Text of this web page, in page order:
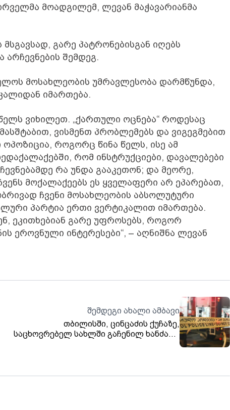
მოადგილემ, ლევან მაჭავარიანმა
გარე პატრონებისგან იღებს
შემდეგ.
მოსახლეობის უმრავლესობა დარმწუნდა,
იმართება.
ვიხილეთ. „ქართული ოცნება“ როდესაც
ვისმენთ პრობლემებს და ვიგეგმებით
როგორც წინა წელს, ისე ამ
რომ ინსტრუქციები, დავალებები
რა უნდა გააკეთონ; და მეორე,
მოქალაქეებს ეს ყველაფერი არ ეპარებათ,
ჩვენი მოსახლეობის აბსოლუტური
პარტია ერთი ვერტიკალით იმართება.
ეკითხებიან გარე უფროსებს, როგორ
ეროვნული ინტერესები“, – აღნიშნა ლევან
შემდეგი ახალი ამბავი
თბილისში, ცინცაძის ქუჩაზე,
საცხოვრებელ სახლში გაჩენილ ხანძარს
მამაკაცი ემსხვერპლა